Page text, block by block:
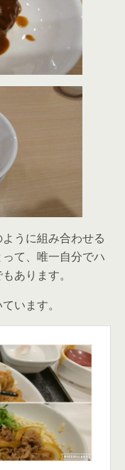
うに組み合わせる
て、唯一自分でハ
あります。
います。